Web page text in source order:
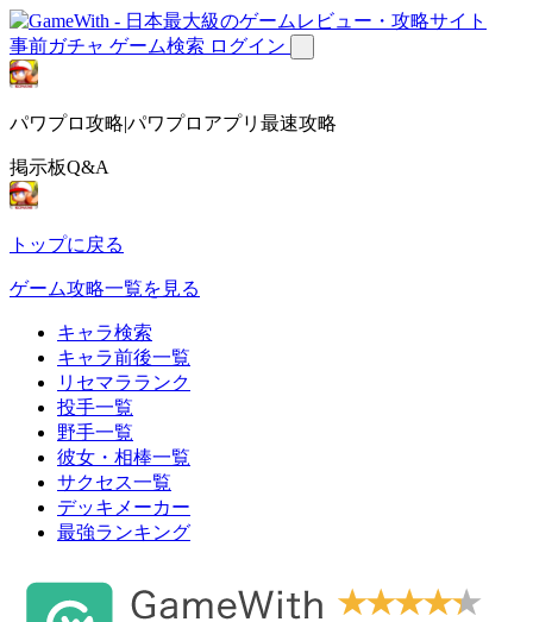
事前ガチャ ゲーム検索 ログイン
パワプロ攻略|パワプロアプリ最速攻略
掲示板Q&A
トップに戻る
ゲーム攻略一覧を見る
キャラ検索
キャラ前後一覧
リセマラランク
投手一覧
野手一覧
彼女・相棒一覧
サクセス一覧
デッキメーカー
最強ランキング